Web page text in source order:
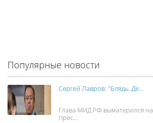
Популярные новости
Сергей Лавров: "Блядь. Де...
Глава МИД РФ выматерился на
прес...